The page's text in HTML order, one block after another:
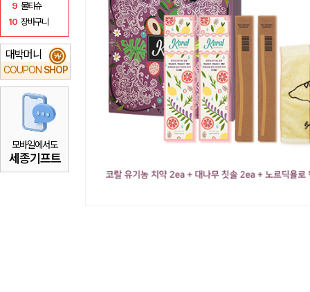
9 물티슈
10 장바구니
대박머니
COUPON SHOP
₩
모바일에서도
세종기프트